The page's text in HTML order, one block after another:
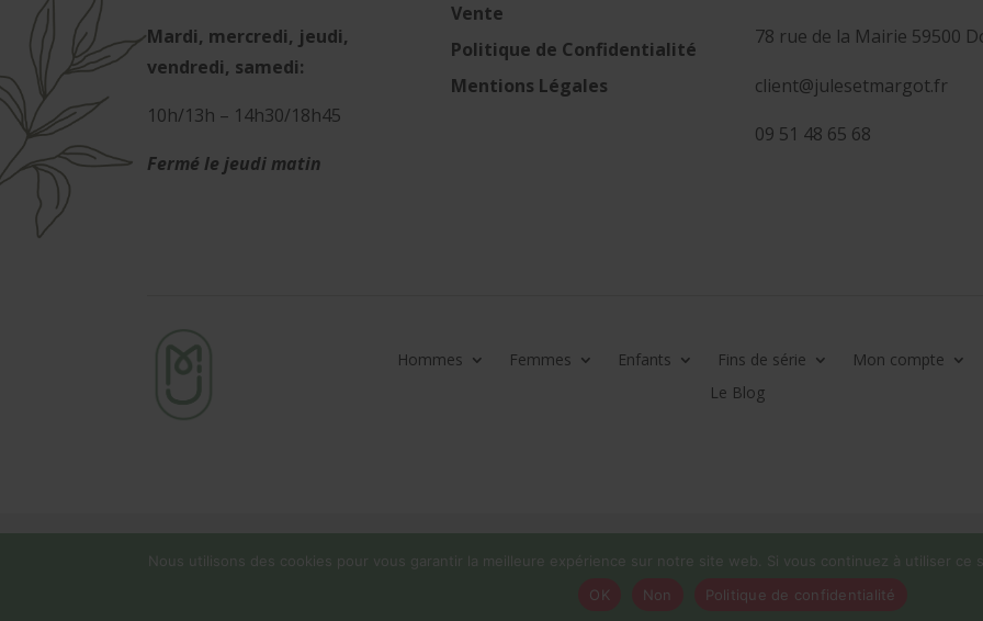
Mardi, mercredi, jeudi,
vendredi, samedi:
10h/13h – 14h30/18h45
Fermé le jeudi matin
Vente
Politique de Confidentialité
Mentions Légales
78 rue de la Mairie 59500
client@julesetmargot.fr
09 51 48 65 68
Hommes Femmes Enfants Fins de série Mon compte
Le Blog
Nous utilisons des cookies pour vous garantir la meilleure expérience sur notre site web. Si vous continuez à utiliser ce
OK
Non Politique de confidentialité